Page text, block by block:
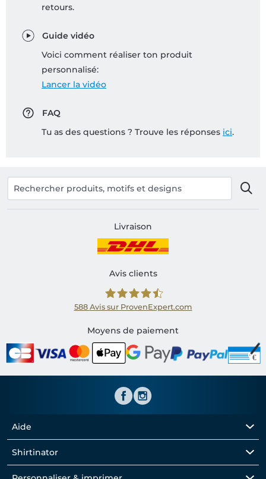
retours.
Guide vidéo
Voici comment réaliser ton produit
personnalisé:
Lancer la vidéo
FAQ
Tu as des questions ? Trouve les réponses ici.
Livraison
Avis clients
Shirtinator FR
588 Avis sur ProvenExpert.com
Moyens de paiement
Aide
Shirtinator